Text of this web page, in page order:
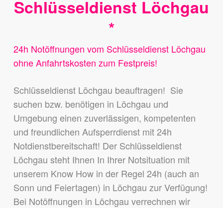
Schlüsseldienst Löchgau
*
24h Notöffnungen vom Schlüsseldienst Löchgau
ohne Anfahrtskosten zum Festpreis!
Schlüsseldienst Löchgau beauftragen! Sie
suchen bzw. benötigen in Löchgau und
Umgebung einen zuverlässigen, kompetenten
und freundlichen Aufsperrdienst mit 24h
Notdienstbereitschaft! Der Schlüsseldienst
Löchgau steht Ihnen In Ihrer Notsituation mit
unserem Know How in der Regel 24h (auch an
Sonn und Feiertagen) in Löchgau zur Verfügung!
Bei Notöffnungen in Löchgau verrechnen wir